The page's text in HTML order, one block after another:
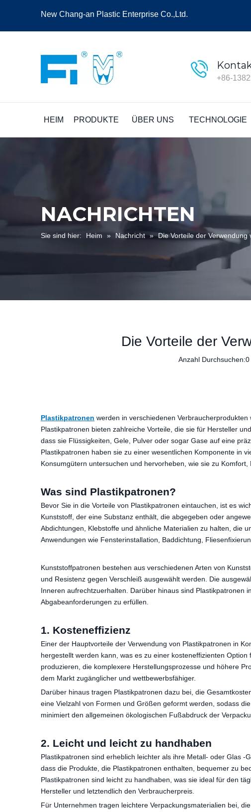
New Chang-an Plastic Enterprise Co.,Ltd.
+86-
HEIM PRODUKTE ÜBER UNS TECHNOLOGIE
NACHRICHTEN
Sie sind hier: Heim » Nachricht » Die Vorteile der
Die Vorteile der
Anzahl Durchsuchen:0
Plastikpatronen werden in verschiedenen
Plastikpatronen bieten zahlreiche Vorteile, die sie für Hersteller
dass sie Flüssigkeiten, Gele, Pulver oder sogar Gase auf eine
Plastikpatronen haben sie zu einer wesentlichen Komponente in
Konsumgütern untersuchen und hervorheben, wie sie zu
Was sind Plastikpatronen?
Bevor Sie in die Vorteile von Plastikpatronen eintauchen, ist es
Kunststoff, der eine Substanz enthält, die abgegeben oder
Abdichtungen, Klebstoffe und ähnliche Materialien zu halten, die
Anwendungen wie Fensterinstallation, Baddichtung,
Kunststoffpatronen bestehen aus verschiedenen Arten von
und Resistenz gegen Verschleiß ausgewählt werden. Die
Inneren aufrechtzuerhalten. Darüber hinaus sind Plastikpatronen
Abgabeanforderungen zu erfüllen.
1. Kosteneffizienz
Einer der Hauptvorteile der Verwendung von Plastikpatronen in
hergestellt werden kann, was es zu einer kosteneffizienten
produzieren, die komplexere Herstellungsprozesse und höhere
dem Markt zugänglicher und wettbewerbsfähiger.
Darüber hinaus tragen Plastikpatronen dazu bei, die
eine Vielzahl von Formen und Größen geformt werden, sodass
minimiert den allgemeinen ökologischen Fußabdruck der
2. Leicht und leicht zu handhaben
Plastikpatronen sind erheblich leichter als ihre Metall- oder Glas
dass die Produkte, die Plastikpatronen enthalten, bequemer zu
Plastikpatronen sind leicht zu handhaben, was sie ideal für den
Hersteller und letztendlich den Verbraucherpreis.
Für Unternehmen tragen leichtere Verpackungsmaterialien bei,